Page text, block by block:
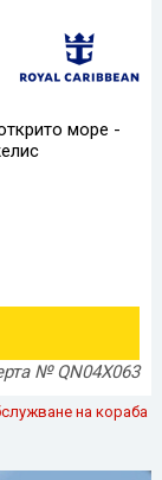
море -
№ QN04X063
на кораба